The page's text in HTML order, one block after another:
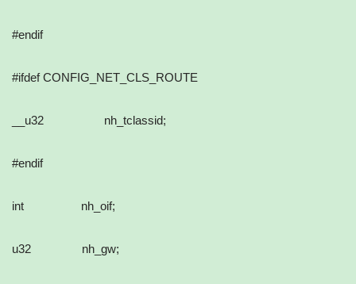
#endif
#ifdef CONFIG_NET_CLS_ROUTE
__u32 nh_tclassid;
#endif
int nh_oif;
u32 nh_gw;